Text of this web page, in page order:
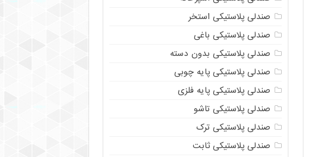
صندلی پلاستیکی استخر
صندلی پلاستیکی باغی
صندلی پلاستیکی بدون دسته
صندلی پلاستیکی پایه چوبی
صندلی پلاستیکی پایه فلزی
صندلی پلاستیکی تاشو
صندلی پلاستیکی ترک
صندلی پلاستیکی ثابت